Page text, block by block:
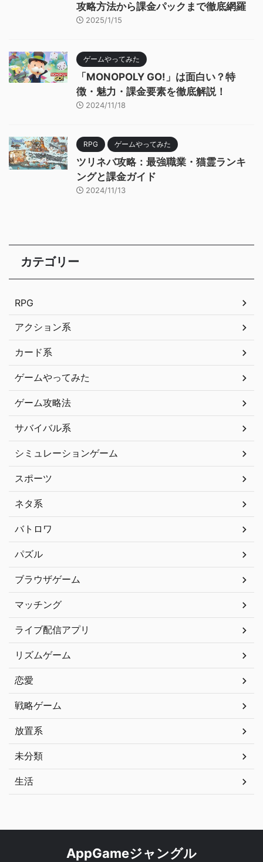
攻略方法から課金パックまで徹底網羅
2025/1/15
ゲームやってみた
「MONOPOLY GO!」は面白い？特
徴・魅力・課金要素を徹底解説！
2024/11/18
RPG ゲームやってみた
ツリネバ攻略：最強職業・猫霊ランキ
ングと課金ガイド
2024/11/13
カテゴリー
RPG
アクション系
カード系
ゲームやってみた
ゲーム攻略法
サバイバル系
シミュレーションゲーム
スポーツ
ネタ系
バトロワ
パズル
ブラウザゲーム
マッチング
ライブ配信アプリ
リズムゲーム
恋愛
戦略ゲーム
放置系
未分類
生活
AppGameジャングル